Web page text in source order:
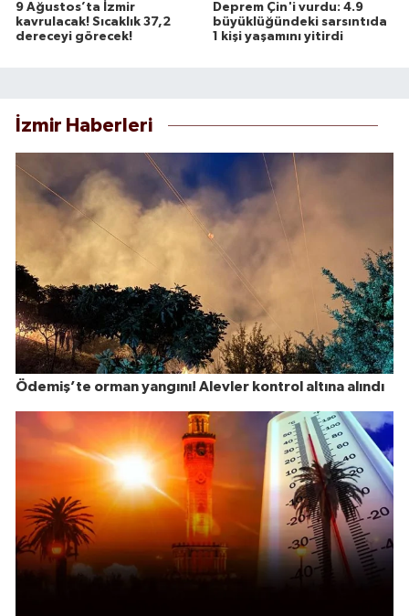
9 Ağustos’ta İzmir
kavrulacak! Sıcaklık 37,2
dereceyi görecek!
Deprem Çin'i vurdu: 4.9
büyüklüğündeki sarsıntıda
1 kişi yaşamını yitirdi
İzmir Haberleri
Ödemiş’te orman yangını! Alevler kontrol altına alındı